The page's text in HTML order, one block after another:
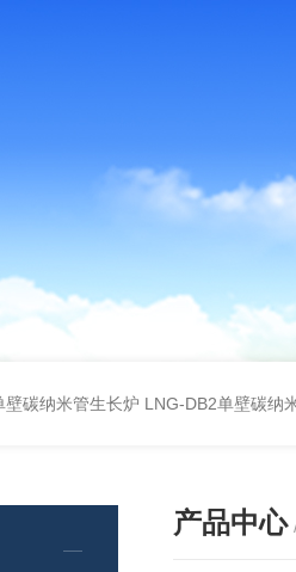
碳纳米管生长炉 LNG-DB2单壁碳纳
产品中心